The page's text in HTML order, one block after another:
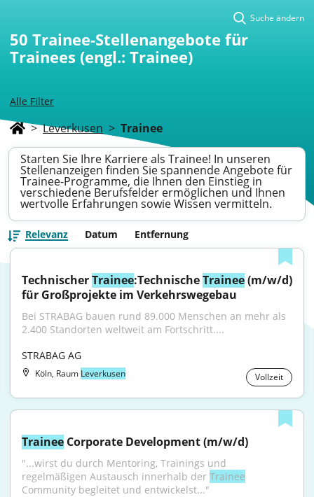
Alle Filter
Suche ändern
50 Trainee-Stellenangebote für
Trainees (engl.: Trainee)
> Leverkusen > Trainee
Starten Sie Ihre Karriere als Trainee! In unseren
Stellenanzeigen finden Sie spannende Angebote für
Trainee-Programme, die Ihnen den Einstieg in
verschiedene Berufsfelder ermöglichen und Ihnen
wertvolle Erfahrungen sowie Wissen vermitteln.
Relevanz Datum Entfernung
Technischer Trainee:Technische Trainee (m/w/d)
für Großprojekte im Verkehrswegebau
Bei STRABAG bauen rund 89.000 Menschen an mehr als
2.400 Standorten weltweit am Fortschritt....
STRABAG AG
Köln, Raum Leverkusen Vollzeit
Trainee Corporate Development (m/w/d)
"...wirst du durch Mentoring, Trainings und
regelmäßigen Austausch innerhalb der Trainee
Community begleitet und entwickelst..."